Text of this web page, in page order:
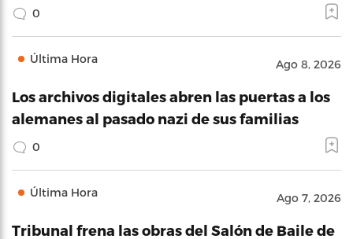
0
Última Hora Ago 8, 2026
Los archivos digitales abren las puertas a los
alemanes al pasado nazi de sus familias
0
Última Hora Ago 7, 2026
Tribunal frena las obras del Salón de Baile de